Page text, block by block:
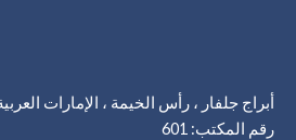
أبراج جلفار ، رأس الخيمة ، الإمارات
رقم المكتب: 601